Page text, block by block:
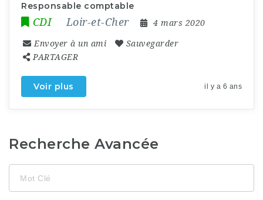
Responsable comptable
CDI Loir-et-Cher 4 mars 2020
Envoyer à un ami
Sauvegarder
PARTAGER
Voir plus il y a 6 ans
Recherche Avancée
Clé